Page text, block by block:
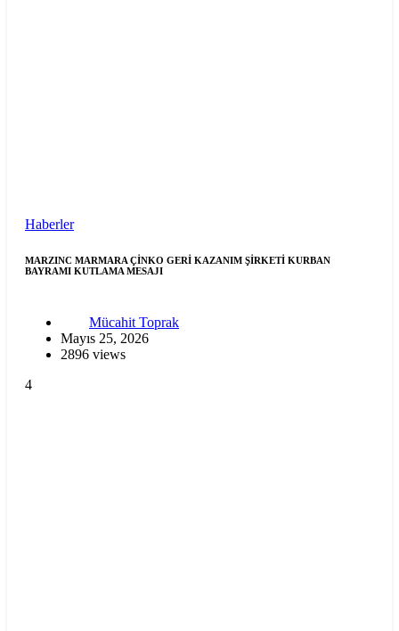
Haberler
MARZINC MARMARA ÇİNKO GERİ KAZANIM ŞİRKETİ KURBAN
BAYRAMI KUTLAMA MESAJI
Mücahit Toprak
Mayıs 25, 2026
2896 views
4